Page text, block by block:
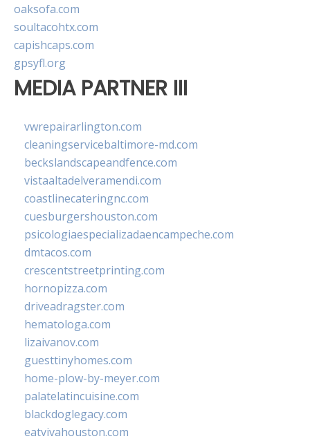
oaksofa.com
soultacohtx.com
capishcaps.com
gpsyfl.org
MEDIA PARTNER III
vwrepairarlington.com
cleaningservicebaltimore-md.com
beckslandscapeandfence.com
vistaaltadelveramendi.com
coastlinecateringnc.com
cuesburgershouston.com
psicologiaespecializadaencampeche.com
dmtacos.com
crescentstreetprinting.com
hornopizza.com
driveadragster.com
hematologa.com
lizaivanov.com
guesttinyhomes.com
home-plow-by-meyer.com
palatelatincuisine.com
blackdoglegacy.com
eatvivahouston.com